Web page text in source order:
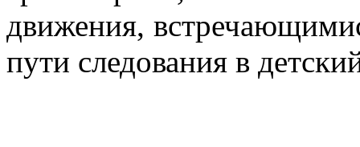
движения,
пути следования в